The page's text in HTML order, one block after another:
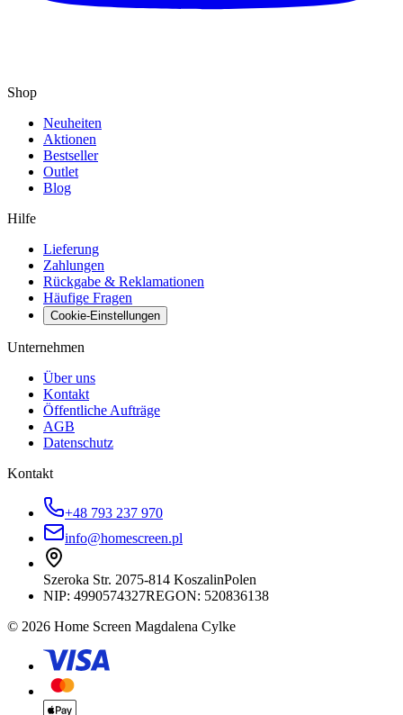
Shop
Neuheiten
Aktionen
Bestseller
Outlet
Blog
Hilfe
Lieferung
Zahlungen
Rückgabe & Reklamationen
Häufige Fragen
Cookie-Einstellungen
Unternehmen
Über uns
Kontakt
Öffentliche Aufträge
AGB
Datenschutz
Kontakt
+48 793 237 970
info@homescreen.pl
Szeroka Str. 2075-814 KoszalinPolen
NIP: 4990574327REGON: 520836138
© 2026 Home Screen Magdalena Cylke